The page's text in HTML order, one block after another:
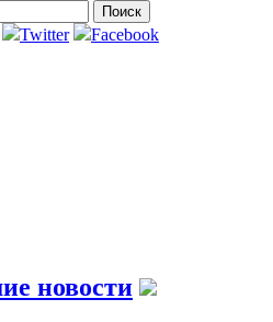
Twitter Facebook
новости